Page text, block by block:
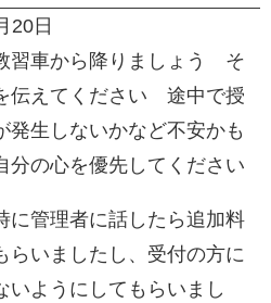
20日
習車から降りましょう そ
伝えてください 途中で授
発生しないかなど不安かも
分の心を優先してください
に管理者に話したら追加料
らいましたし、受付の方に
いようにしてもらいまし